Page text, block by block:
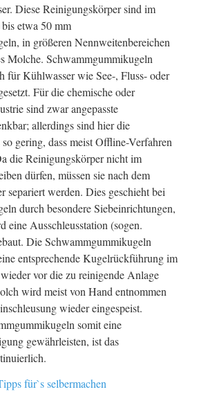
Diese Reinigungskörper sind im
etwa 50 mm
in größeren Nennweitenbereichen
Molche. Schwammgummikugeln
für Kühlwasser wie See-, Fluss- oder
Für die chemische oder
sind zwar angepasste
allerdings sind hier die
gering, dass meist Offline-Verfahren
die Reinigungskörper nicht im
dürfen, müssen sie nach dem
separiert werden. Dies geschieht bei
durch besondere Siebeinrichtungen,
eine Ausschleusstation (sogen.
Die Schwammgummikugeln
entsprechende Kugelrückführung im
vor die zu reinigende Anlage
wird meist von Hand entnommen
wieder eingespeist.
somit eine
gewährleisten, ist das
für`s selbermachen